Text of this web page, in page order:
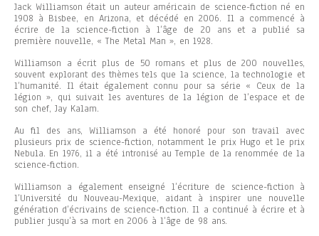
Jack Williamson était un auteur américain de science-fiction né en
1908 à Bisbee, en Arizona, et décédé en 2006. Il a commencé à
écrire de la science-fiction à l’âge de 20 ans et a publié sa
première nouvelle, « The Metal Man », en 1928.
Williamson a écrit plus de 50 romans et plus de 200 nouvelles,
souvent explorant des thèmes tels que la science, la technologie et
l’humanité. Il était également connu pour sa série « Ceux de la
légion », qui suivait les aventures de la légion de l’espace et de
son chef, Jay Kalam.
Au fil des ans, Williamson a été honoré pour son travail avec
plusieurs prix de science-fiction, notamment le prix Hugo et le prix
Nebula. En 1976, il a été intronisé au Temple de la renommée de la
science-fiction.
Williamson a également enseigné l’écriture de science-fiction à
l’Université du Nouveau-Mexique, aidant à inspirer une nouvelle
génération d’écrivains de science-fiction. Il a continué à écrire et à
publier jusqu’à sa mort en 2006 à l’âge de 98 ans.